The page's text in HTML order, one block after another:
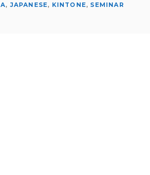
, JAPANESE, KINTONE, SEMINAR